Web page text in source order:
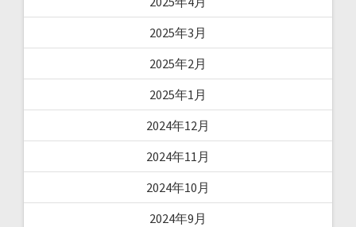
2025年3月
2025年2月
2025年1月
2024年12月
2024年11月
2024年10月
2024年9月